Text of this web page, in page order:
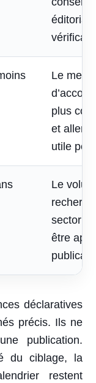
Le
plus
et aller
utile
Le
être
déclaratives
précis. Ils ne
publication.
du ciblage, la
restent